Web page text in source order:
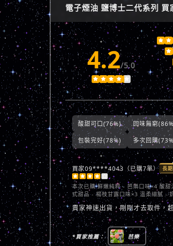
電子煙油 鹽博士二代系列
4.2/5.0
    
 

酸甜可口(76%) 回味無窮
包裝完好(78%)
多次回購
買家09****4043（已購7單） 長
    
本次已購鮮嫩純粹 - 芭樂口味×4 酸
式甜品 - 楊枝甘露口味×3 溫柔細膩 -
賣家神速出貨，剛剛才去取件，
*買家推薦： 芭樂